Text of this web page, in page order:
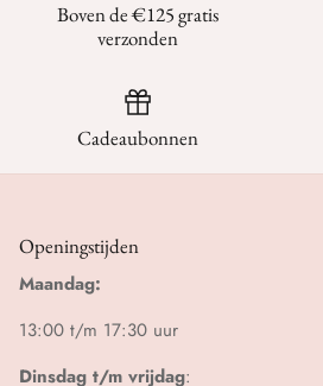
Boven de €125 gratis
verzonden
Cadeaubonnen
Openingstijden
Maandag:
13:00 t/m 17:30 uur
Dinsdag t/m vrijdag: